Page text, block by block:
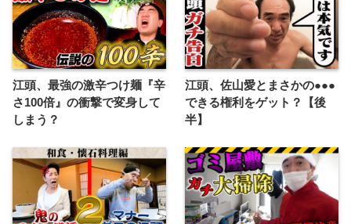
江頭、最強の激辛つけ麺『辛
さ100倍』の衝撃で変身して
しまう？
江頭、佐山愛とまさかの●●●
できる権利をゲット？【後
半】